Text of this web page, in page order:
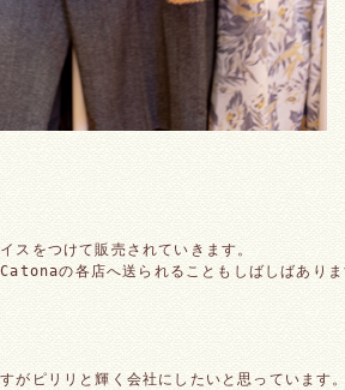
スをつけて販売されていきます。
の各店へ送られることもしばしばあり
がピリリと輝く会社にしたいと思っています